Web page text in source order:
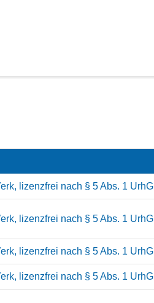
lizenzfrei nach § 5 Abs. 1 UrhG
lizenzfrei nach § 5 Abs. 1 UrhG
lizenzfrei nach § 5 Abs. 1 UrhG
lizenzfrei nach § 5 Abs. 1 UrhG